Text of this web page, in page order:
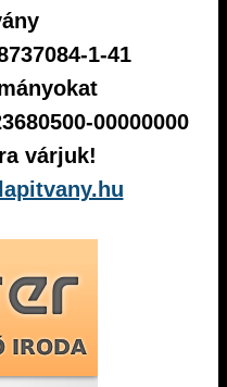
1-41
00000000
várjuk!